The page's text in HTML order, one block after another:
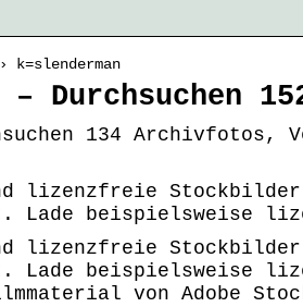
Durchsuchen
134 Archivfotos,
lizenzfreie
Lade beispielsweise
lizenzfreie
Lade beispielsweise
von Adobe